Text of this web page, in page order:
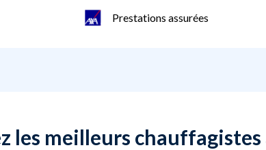
Prestations assurées
les meilleurs chauffagistes